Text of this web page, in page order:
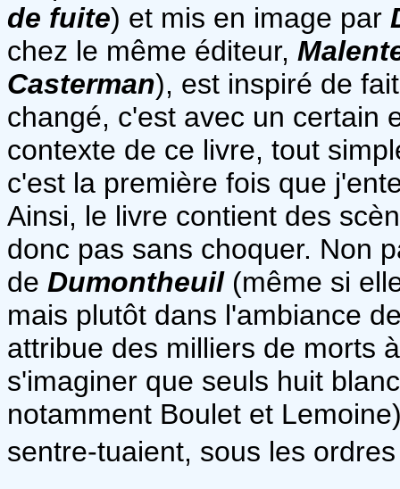
de fuite) et mis en image par
chez le même éditeur,
Casterman), est inspiré de
changé, c'est avec un certain
contexte de ce livre, tout
c'est la première fois que
Ainsi, le livre contient des
donc pas sans choquer. Non
de Dumontheuil(même si
mais plutôt dans l'ambiance
attribue des milliers de morts
s'imaginer que seuls huit
notamment Boulet et
sentre-tuaient, sous les